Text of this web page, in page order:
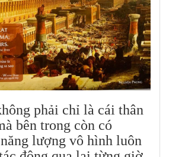
phải chỉ là cái thân
bên trong còn có
lượng vô hình luôn